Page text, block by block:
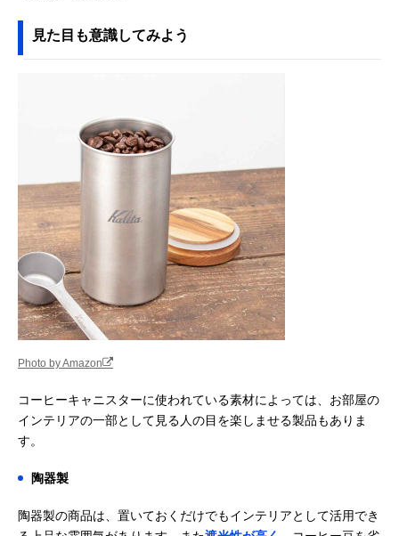
見た目も意識してみよう
Photo by Amazon
コーヒーキャニスターに使われている素材によっては、お部屋の
インテリアの一部として見る人の目を楽しませる製品もありま
す。
陶器製
陶器製の商品は、置いておくだけでもインテリアとして活用でき